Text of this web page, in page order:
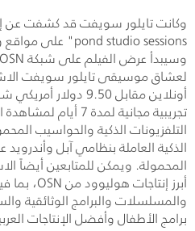
وكانت تايلور سويفت قد كشفت عن
pond studio sessions" على مواقع
وسيبدأ عرض الفيلم على شبكةOSN
لعشاق موسيقى تايلور سويفت
أونلاين مقابل 9.50
تجريبية مجانية لمدة
التلفزيونات الذكية والحواسيب
الذكية العاملة بنظامي آبل
المحمولة. ويمكن للمتابعين أيضاً
أبرز إنتاجات هوليوود منOSN، بما
والمسلسلات والبرامج الوثائقية
برامج الأطفال وأفضل الإنتاجات